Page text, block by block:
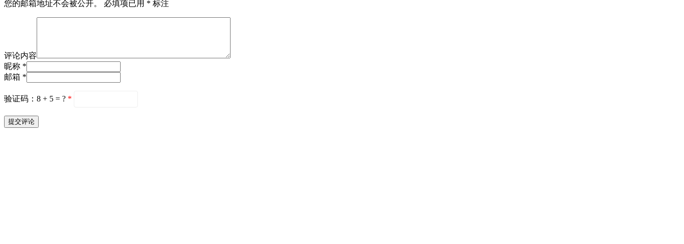
您的邮箱地址不会被公开。 必填项已用 * 标注
评论内容
昵称 *
邮箱 *
验证码：8 + 5 = ? *